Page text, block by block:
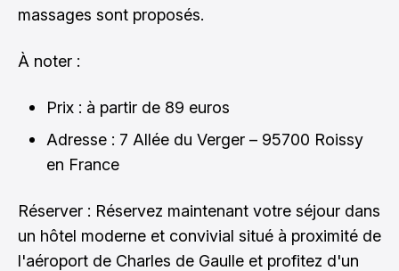
massages sont proposés.
À noter :
Prix : à partir de 89 euros
Adresse : 7 Allée du Verger – 95700 Roissy
en France
Réserver : Réservez maintenant votre séjour dans
un hôtel moderne et convivial situé à proximité de
l'aéroport de Charles de Gaulle et profitez d'un